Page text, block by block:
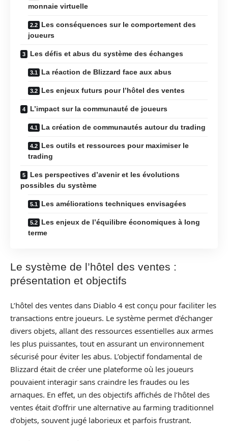
monnaie virtuelle
Les conséquences sur le comportement des
joueurs
Les défis et abus du système des échanges
La réaction de Blizzard face aux abus
Les enjeux futurs pour l’hôtel des ventes
L’impact sur la communauté de joueurs
La création de communautés autour du trading
Les outils et ressources pour maximiser le
trading
Les perspectives d’avenir et les évolutions
possibles du système
Les améliorations techniques envisagées
Les enjeux de l’équilibre économiques à long
terme
Le système de l’hôtel des ventes :
présentation et objectifs
L’hôtel des ventes dans Diablo 4 est conçu pour faciliter les
transactions entre joueurs. Le système permet d’échanger
divers objets, allant des ressources essentielles aux armes
les plus puissantes, tout en assurant un environnement
sécurisé pour éviter les abus. L’objectif fondamental de
Blizzard était de créer une plateforme où les joueurs
pouvaient interagir sans craindre les fraudes ou les
arnaques. En effet, un des objectifs affichés de l’hôtel des
ventes était d’offrir une alternative au farming traditionnel
d’objets, souvent jugé laborieux et parfois frustrant.